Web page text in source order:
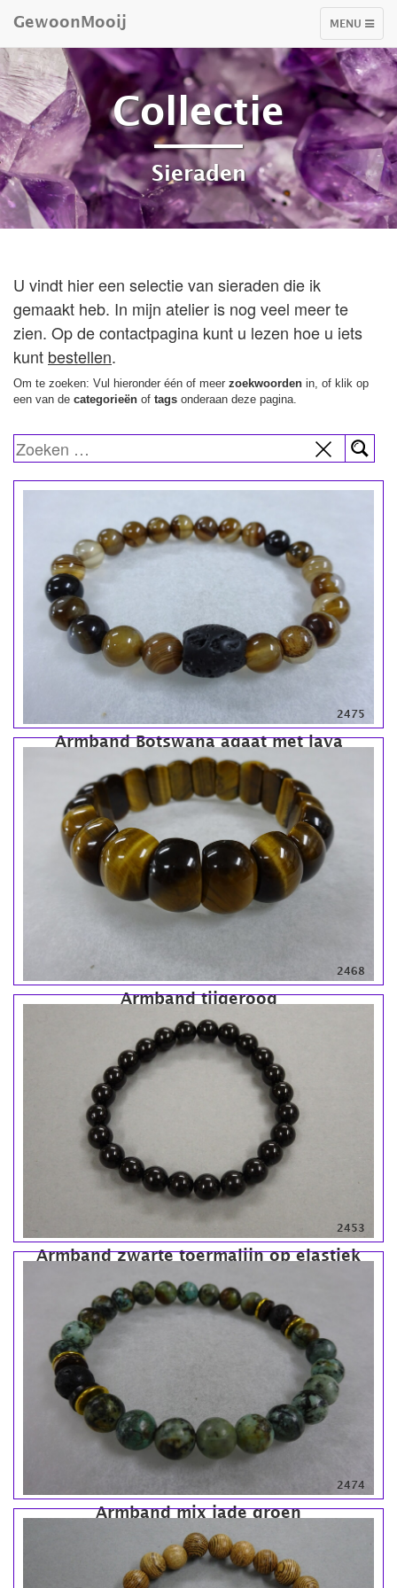
TOGGLE
MENU
GewoonMooij
Collectie
Sieraden
U vindt hier een selectie van sieraden die ik
gemaakt heb. In mijn atelier is nog veel meer te
zien. Op de contactpagina kunt u lezen hoe u iets
kunt bestellen.
Om te zoeken: Vul hieronder één of meer zoekwoorden in, of klik op
een van de categorieën of tags onderaan deze pagina.
Armband Botswana agaat met lava
2475
Armband tijgeroog
2468
Armband zwarte toermalijn op elastiek
2453
Armband mix jade groen
2474